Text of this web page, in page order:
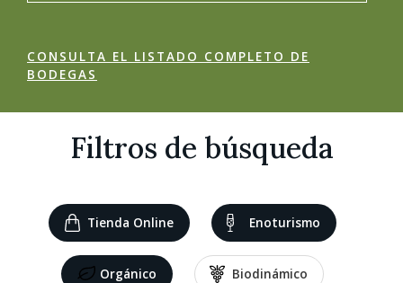
CONSULTA EL LISTADO COMPLETO DE
BODEGAS
Filtros de búsqueda
Tienda Online Enoturismo
Orgánico Biodinámico